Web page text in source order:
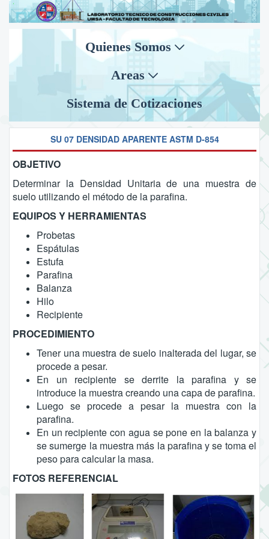
Quienes Somos
Areas
Sistema de Cotizaciones
SU 07 DENSIDAD APARENTE ASTM D-854
OBJETIVO
Determinar la Densidad Unitaria de una muestra de
suelo utilizando el método de la parafina.
EQUIPOS Y HERRAMIENTAS
Probetas
Espátulas
Estufa
Parafina
Balanza
Hilo
Recipiente
PROCEDIMIENTO
Tener una muestra de suelo inalterada del lugar, se
procede a pesar.
En un recipiente se derrite la parafina y se
introduce la muestra creando una capa de parafina.
Luego se procede a pesar la muestra con la
parafina.
En un recipiente con agua se pone en la balanza y
se sumerge la muestra más la parafina y se toma el
peso para calcular la masa.
FOTOS REFERENCIAL